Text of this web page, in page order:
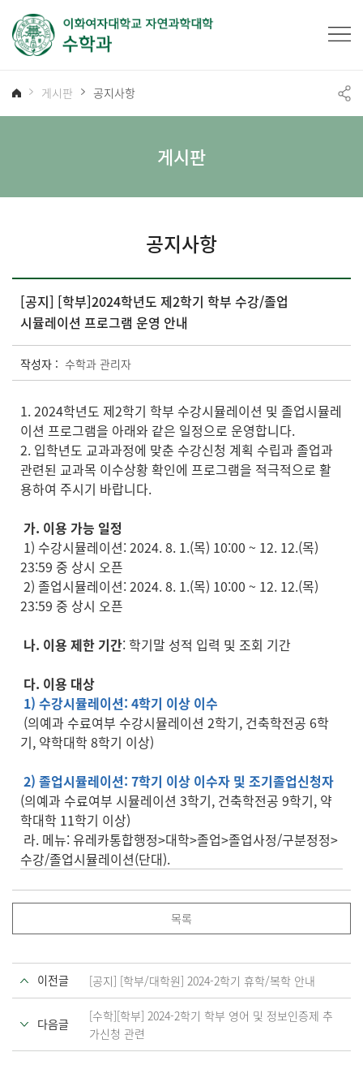
게시판 공지사항
게시판
공지사항
[공지] [학부]2024학년도 제2학기 학부 수강/졸업
시뮬레이션 프로그램 운영 안내
작성자 : 수학과 관리자
1. 2024학년도 제2학기 학부 수강시뮬레이션 및 졸업시뮬레
이션 프로그램을 아래와 같은 일정으로 운영합니다.
2. 입학년도 교과과정에 맞춘 수강신청 계획 수립과 졸업과
관련된 교과목 이수상황 확인에 프로그램을 적극적으로 활
용하여 주시기 바랍니다.
가. 이용 가능 일정
1) 수강시뮬레이션: 2024. 8. 1.(목) 10:00 ~ 12. 12.(목)
23:59 중 상시 오픈
2) 졸업시뮬레이션: 2024. 8. 1.(목) 10:00 ~ 12. 12.(목)
23:59 중 상시 오픈
나. 이용 제한 기간: 학기말 성적 입력 및 조회 기간
다. 이용 대상
1) 수강시뮬레이션: 4학기 이상 이수
(의예과 수료여부 수강시뮬레이션 2학기, 건축학전공 6학
기, 약학대학 8학기 이상)
2) 졸업시뮬레이션: 7학기 이상 이수자 및 조기졸업신청자
(의예과 수료여부 시뮬레이션 3학기, 건축학전공 9학기, 약
학대학 11학기 이상)
라. 메뉴: 유레카통합행정>대학>졸업>졸업사정/구분정정>
수강/졸업시뮬레이션(단대).
목록
이전글 [공지] [학부/대학원] 2024-2학기 휴학/복학 안내
다음글
[수학][학부] 2024-2학기 학부 영어 및 정보인증제 추
가신청 관련